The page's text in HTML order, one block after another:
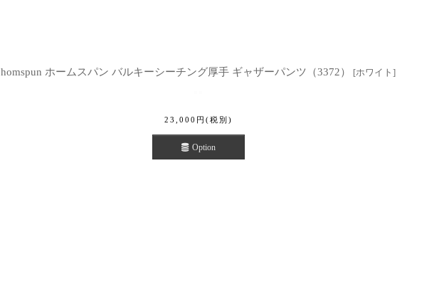
homspun ホームスパン バルキーシーチング厚手 ギャザーパンツ（3372） [ホワイト ]
23,000 円 (税別)
Option